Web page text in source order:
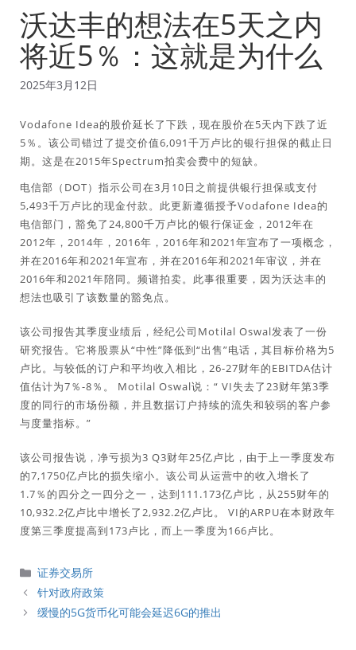
沃达丰的想法在5天之内
将近5％：这就是为什么
2025年3月12日
Vodafone Idea的股价延长了下跌，现在股价在5天内下跌了近
5％。该公司错过了提交价值6,091千万卢比的银行担保的截止日
期。这是在2015年Spectrum拍卖会费中的短缺。
电信部（DOT）指示公司在3月10日之前提供银行担保或支付
5,493千万卢比的现金付款。此更新遵循授予Vodafone Idea的
电信部门，豁免了24,800千万卢比的银行保证金，2012年在
2012年，2014年，2016年，2016年和2021年宣布了一项概念，
并在2016年和2021年宣布，并在2016年和2021年审议，并在
2016年和2021年陪同。频谱拍卖。此事很重要，因为沃达丰的
想法也吸引了该数量的豁免点。
该公司报告其季度业绩后，经纪公司Motilal Oswal发表了一份
研究报告。它将股票从“中性”降低到“出售”电话，其目标价格为5
卢比。与较低的订户和平均收入相比，26-27财年的EBITDA估计
值估计为7％-8％。 Motilal Oswal说：“ VI失去了23财年第3季
度的同行的市场份额，并且数据订户持续的流失和较弱的客户参
与度量指标。”
该公司报告说，净亏损为3 Q3财年25亿卢比，由于上一季度发布
的7,1750亿卢比的损失缩小。该公司从运营中的收入增长了
1.7％的四分之一四分之一，达到111.173亿卢比，从255财年的
10,932.2亿卢比中增长了2,932.2亿卢比。 VI的ARPU在本财政年
度第三季度提高到173卢比，而上一季度为166卢比。
分
類
证券交易所
针对政府政策
缓慢的5G货币化可能会延迟6G的推出